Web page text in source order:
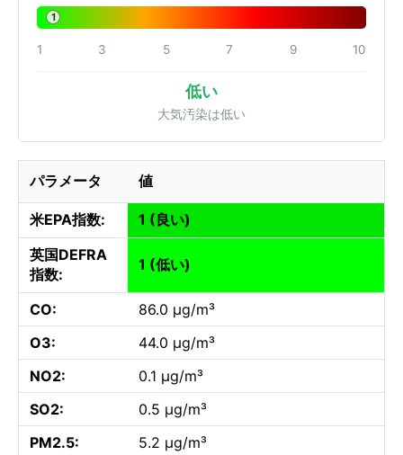
1
1 3 5 7 9 10
低い
大気汚染は低い
パラメータ 値
米EPA指数:
1 (良い)
英国DEFRA
指数:
1 (低い)
CO:
86.0 µg/m³
O3:
44.0 µg/m³
NO2:
0.1 µg/m³
SO2:
0.5 µg/m³
PM2.5:
5.2 µg/m³